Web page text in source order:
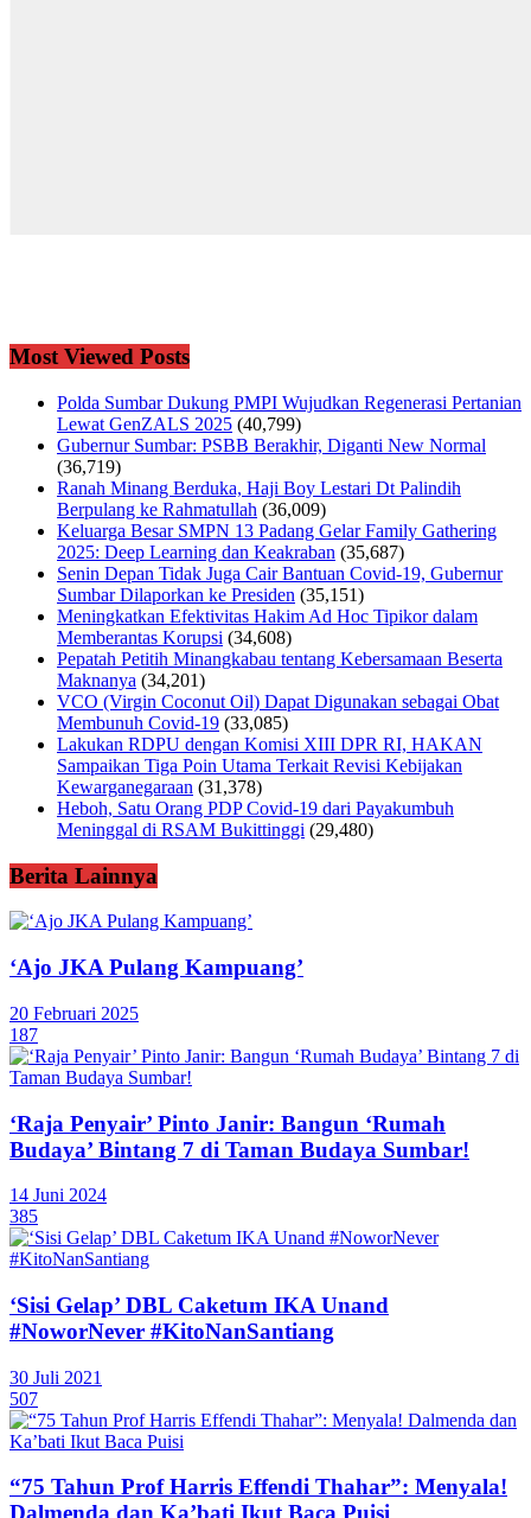
Most Viewed Posts
Polda Sumbar Dukung PMPI Wujudkan Regenerasi Pertanian
Lewat GenZALS 2025 (40,799)
Gubernur Sumbar: PSBB Berakhir, Diganti New Normal
(36,719)
Ranah Minang Berduka, Haji Boy Lestari Dt Palindih
Berpulang ke Rahmatullah (36,009)
Keluarga Besar SMPN 13 Padang Gelar Family Gathering
2025: Deep Learning dan Keakraban (35,687)
Senin Depan Tidak Juga Cair Bantuan Covid-19, Gubernur
Sumbar Dilaporkan ke Presiden (35,151)
Meningkatkan Efektivitas Hakim Ad Hoc Tipikor dalam
Memberantas Korupsi (34,608)
Pepatah Petitih Minangkabau tentang Kebersamaan Beserta
Maknanya (34,201)
VCO (Virgin Coconut Oil) Dapat Digunakan sebagai Obat
Membunuh Covid-19 (33,085)
Lakukan RDPU dengan Komisi XIII DPR RI, HAKAN
Sampaikan Tiga Poin Utama Terkait Revisi Kebijakan
Kewarganegaraan (31,378)
Heboh, Satu Orang PDP Covid-19 dari Payakumbuh
Meninggal di RSAM Bukittinggi (29,480)
Berita Lainnya
‘Ajo JKA Pulang Kampuang’
20 Februari 2025
187
‘Raja Penyair’ Pinto Janir: Bangun ‘Rumah
Budaya’ Bintang 7 di Taman Budaya Sumbar!
14 Juni 2024
385
‘Sisi Gelap’ DBL Caketum IKA Unand
#NoworNever #KitoNanSantiang
30 Juli 2021
507
“75 Tahun Prof Harris Effendi Thahar”: Menyala!